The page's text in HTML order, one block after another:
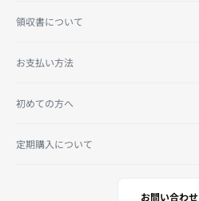
領収書について
お支払い方法
初めての方へ
定期購入について
お問い合わせ